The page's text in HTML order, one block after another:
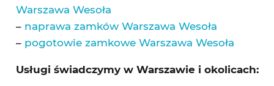
Warszawa Wesoła
– naprawa zamków Warszawa Wesoła
– pogotowie zamkowe Warszawa Wesoła
Usługi świadczymy w Warszawie i okolicach: